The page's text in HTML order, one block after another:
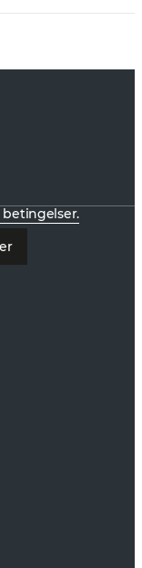
betingelser.